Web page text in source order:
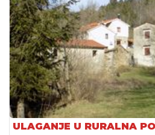
ULAGANJE U RURALNA